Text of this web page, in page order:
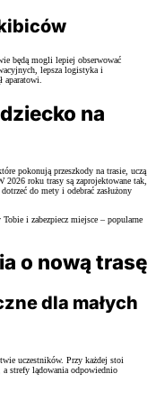
będą mogli lepiej obserwować
lepsza logistyka i
aparatowi.
na
pokonują przeszkody na trasie, uczą
2026 roku trasy są zaprojektowane tak,
do mety i odebrać zasłużony
i zabezpiecz miejsce – popularne
o nową trasę
dla małych
uczestników. Przy każdej stoi
strefy lądowania odpowiednio